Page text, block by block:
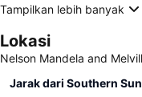
Tampilkan lebih banyak
Lokasi
Nelson Mandela and
Jarak dari Southern